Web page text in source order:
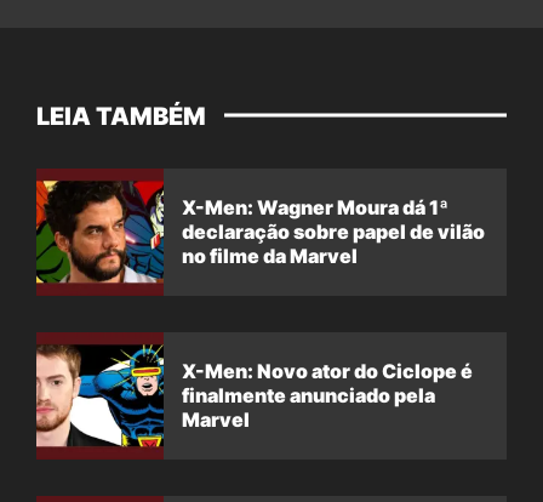
LEIA TAMBÉM
X-Men: Wagner Moura dá 1ª
declaração sobre papel de vilão
no filme da Marvel
X-Men: Novo ator do Ciclope é
finalmente anunciado pela
Marvel